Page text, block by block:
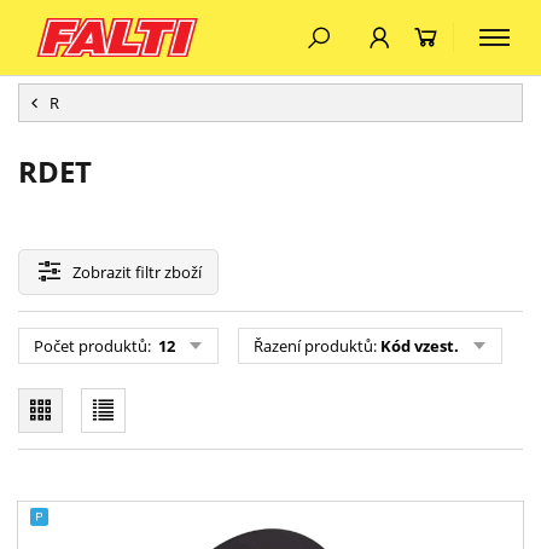
R
RDET
Zobrazitfiltr zboží
Počet produktů: 12 Řazení produktů: Kód vzest.